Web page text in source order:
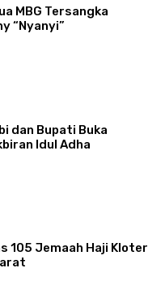
MBG Tersangka
“Nyanyi”
dan Bupati Buka
Idul Adha
105 Jemaah Haji Kloter